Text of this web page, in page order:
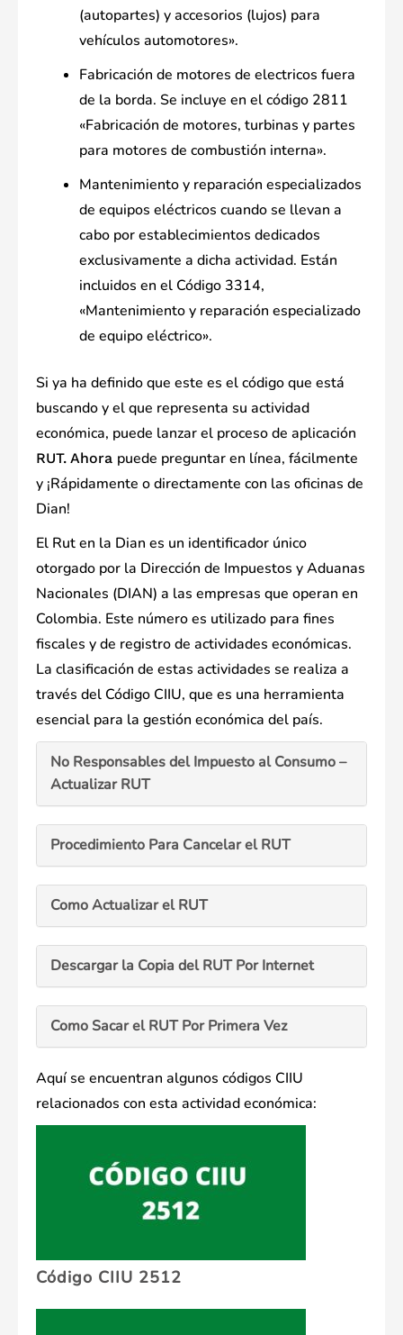
(autopartes) y accesorios (lujos) para
vehículos automotores».
Fabricación de motores de electricos fuera
de la borda. Se incluye en el código 2811
«Fabricación de motores, turbinas y partes
para motores de combustión interna».
Mantenimiento y reparación especializados
de equipos eléctricos cuando se llevan a
cabo por establecimientos dedicados
exclusivamente a dicha actividad. Están
incluidos en el Código 3314,
«Mantenimiento y reparación especializado
de equipo eléctrico».
Si ya ha definido que este es el código que está
buscando y el que representa su actividad
económica, puede lanzar el proceso de aplicación
RUT. Ahora puede preguntar en línea, fácilmente
y ¡Rápidamente o directamente con las oficinas de
Dian!
El Rut en la Dian es un identificador único
otorgado por la Dirección de Impuestos y Aduanas
Nacionales (DIAN) a las empresas que operan en
Colombia. Este número es utilizado para fines
fiscales y de registro de actividades económicas.
La clasificación de estas actividades se realiza a
través del Código CIIU, que es una herramienta
esencial para la gestión económica del país.
No Responsables del Impuesto al Consumo –
Actualizar RUT
Procedimiento Para Cancelar el RUT
Como Actualizar el RUT
Descargar la Copia del RUT Por Internet
Como Sacar el RUT Por Primera Vez
Aquí se encuentran algunos códigos CIIU
relacionados con esta actividad económica:
Código CIIU 2512